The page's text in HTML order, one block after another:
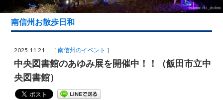
t
n
南信州お散歩日和
2025.11.21 ［南信州のイベント ］
中央図書館のあゆみ展を開催中！！（飯田市立中
央図書館）